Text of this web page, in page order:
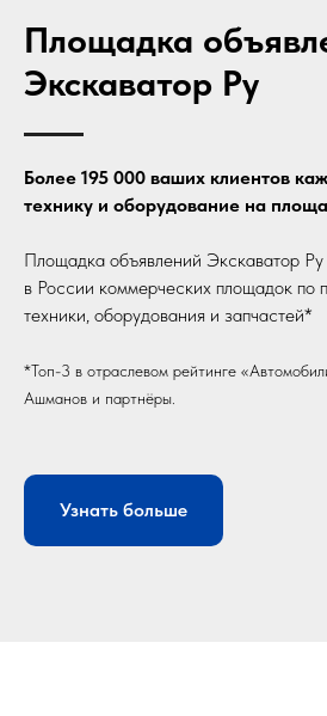
Площадка
Экскаватор Ру
Более 195 000 ваших клиентов
технику и оборудование на
Площадка объявлений Экскаватор
в России коммерческих площадок по
техники, оборудования и запчастей*
*Топ-3 в отраслевом рейтинге
Ашманов и партнёры.
Узнать больше